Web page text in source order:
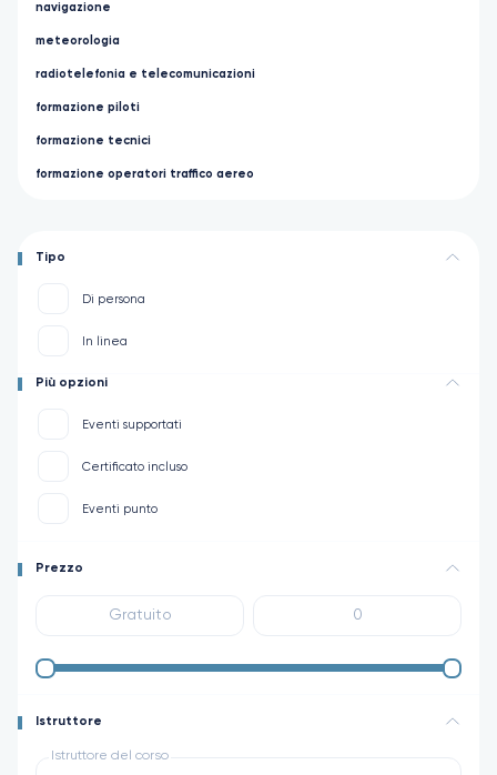
navigazione
meteorologia
radiotelefonia e telecomunicazioni
formazione piloti
formazione tecnici
formazione operatori traffico aereo
Tipo
Di persona
In linea
Più opzioni
Eventi supportati
Certificato incluso
Eventi punto
Prezzo
Istruttore
Istruttore del corso